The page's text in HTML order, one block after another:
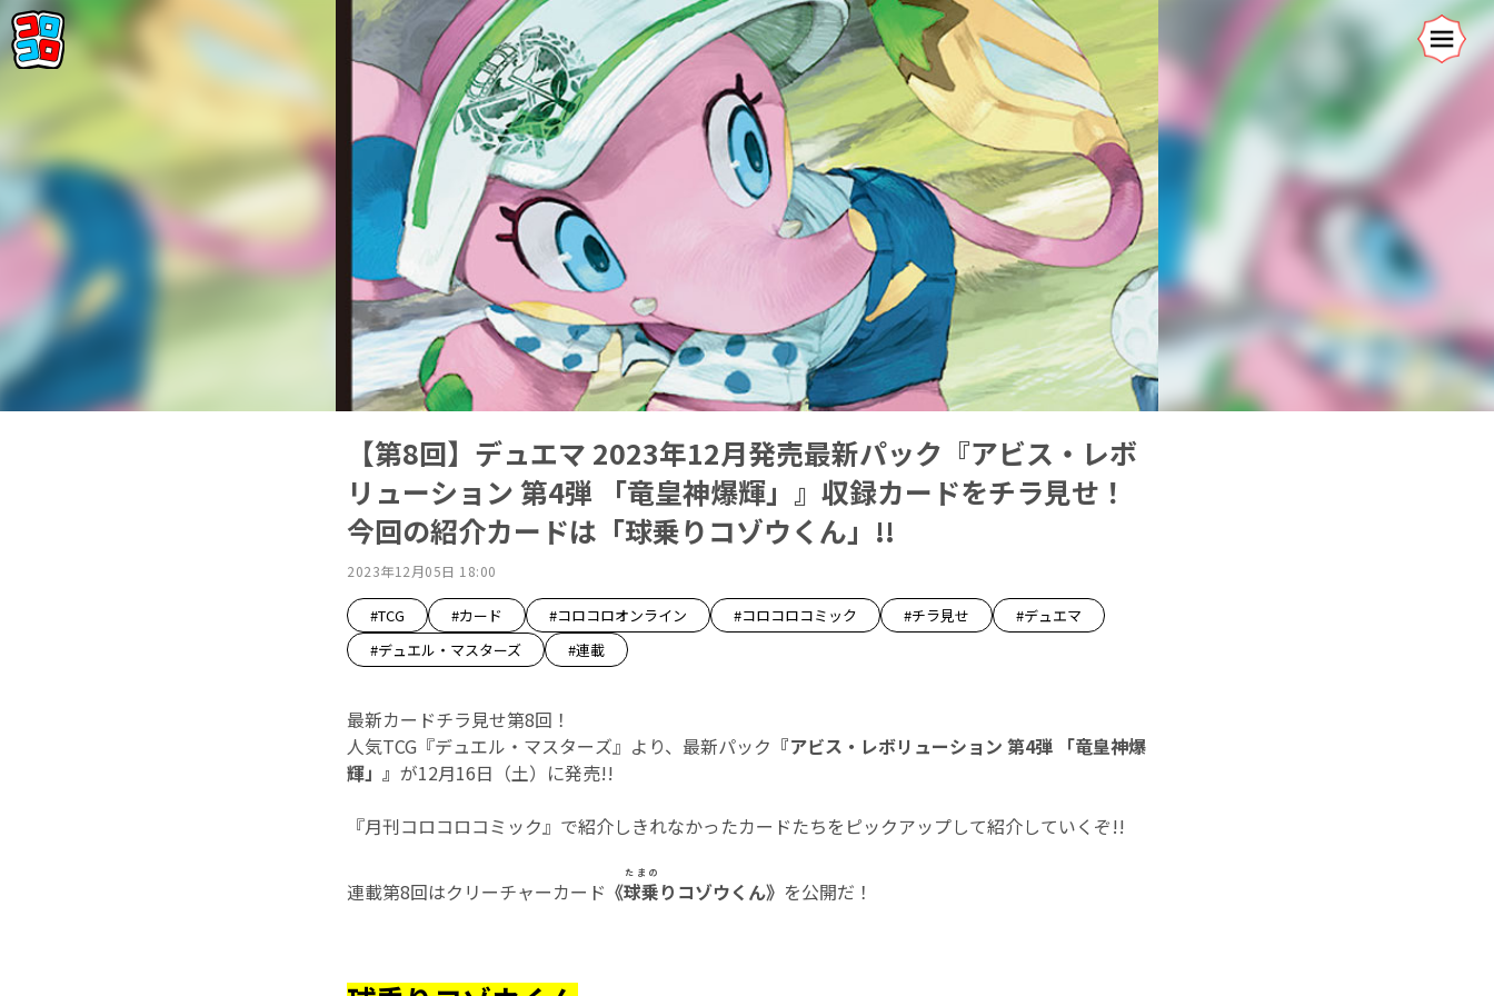
【第8回】デュエマ 2023年12月発売最新パック『アビス・レボ
リューション 第4弾 「竜皇神爆輝」』収録カードをチラ見せ！
今回の紹介カードは「球乗りコゾウくん」!!
2023年12月05日 18:00
#TCG #カード #コロコロオンライン #コロコロコミック #チラ見せ
#デュエマ
#デュエル・マスターズ
#連載
最新カードチラ見せ第8回！
人気TCG『デュエル・マスターズ』より、最新パック 『アビス・レボリューション 第4弾 「竜皇神爆
輝」』 が12月16日（土）に発売!!
『月刊コロコロコミック』で紹介しきれなかったカードたちをピックアップして紹介していくぞ!!
連載第8回はクリーチャーカード 《球乗
たまの
りコゾウくん》 を公開だ！